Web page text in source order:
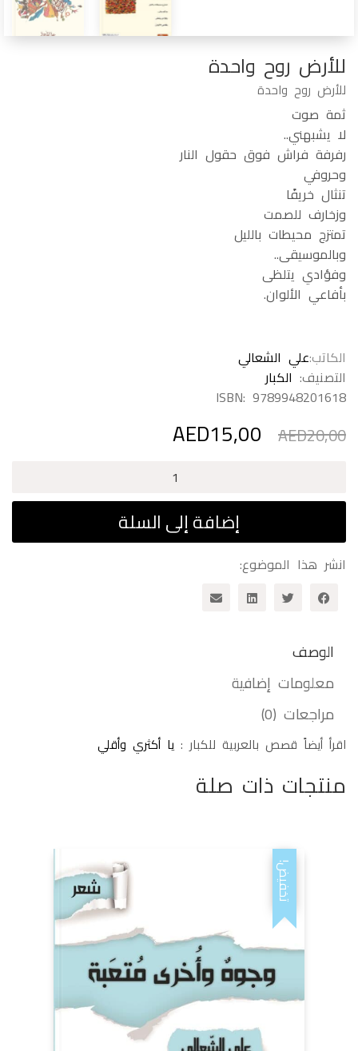
للأرض روح واحدة
للأرض روح واحدة
ثمة صوت
لا يشبهني..
رفرفة فراش فوق حقول النار
وحروفي
تنثال خريفًا
وزخارف للصمت
تمتزج محيطات بالليل
وبالموسيقى..
وفؤادي يتلظى
بأفاعي الألوان.
الكاتبعلي الشعالي
التصنيف: الكبار
ISBN: 9789948201618
AED20,00 السعر
الأصلي
AED20,00.
AED15,00 السعر
الحالي
هو:
AED15,00.
روح
إضافة إلى السلة
انشر هذا الموضوع:
الوصف
معلومات إضافية
مراجعات (0)
اقرأ أيضاً قصص بالعربية للكبار : يا أكثري وأقلي
منتجات ذات صلة
تخفيض!